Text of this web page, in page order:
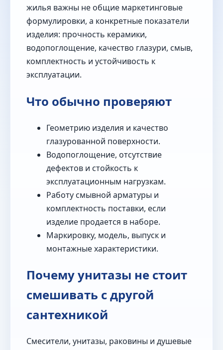
жилья важны не общие маркетинговые
формулировки, а конкретные показатели
изделия: прочность керамики,
водопоглощение, качество глазури, смыв,
комплектность и устойчивость к
эксплуатации.
Что обычно проверяют
Геометрию изделия и качество
глазурованной поверхности.
Водопоглощение, отсутствие
дефектов и стойкость к
эксплуатационным нагрузкам.
Работу смывной арматуры и
комплектность поставки, если
изделие продается в наборе.
Маркировку, модель, выпуск и
монтажные характеристики.
Почему унитазы не стоит
смешивать с другой
сантехникой
Смесители, унитазы, раковины и душевые